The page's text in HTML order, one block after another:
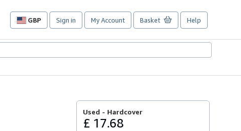
GBP
Site
preferences
Sign in My Account Basket Help
Used - Hardcover
£ 17.68